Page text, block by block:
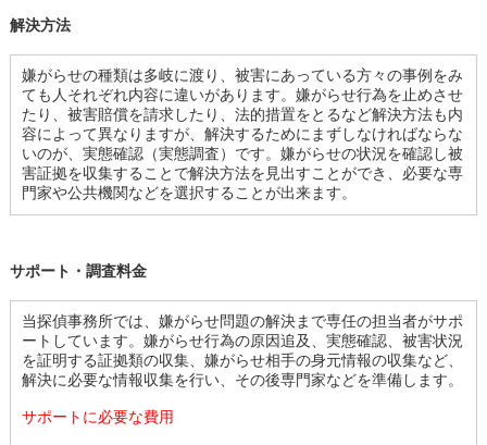
解決方法
嫌がらせの種類は多岐に渡り、被害にあっている方々の事例をみ
ても人それぞれ内容に違いがあります。嫌がらせ行為を止めさせ
たり、被害賠償を請求したり、法的措置をとるなど解決方法も内
容によって異なりますが、解決するためにまずしなければならな
いのが、実態確認（実態調査）です。嫌がらせの状況を確認し被
害証拠を収集することで解決方法を見出すことができ、必要な専
門家や公共機関などを選択することが出来ます。
サポート・調査料金
当探偵事務所では、嫌がらせ問題の解決まで専任の担当者がサポ
ートしています。嫌がらせ行為の原因追及、実態確認、被害状況
を証明する証拠類の収集、嫌がらせ相手の身元情報の収集など、
解決に必要な情報収集を行い、その後専門家などを準備します。
サポートに必要な費用